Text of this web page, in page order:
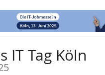
IT Tag Köln